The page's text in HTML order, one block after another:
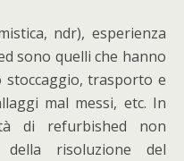
ndr), esperienza
sono quelli che hanno
trasporto e
mal messi, etc. In
di refurbished non
risoluzione del